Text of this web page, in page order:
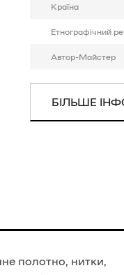
Країна
Етнографічний
Автор-Майстер
БІЛЬШЕ
полотно, нитки,